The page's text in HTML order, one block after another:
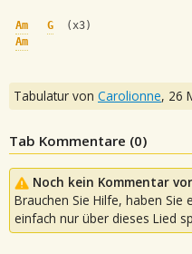
Am G
  (x3)
Am
Tabulatur von Carolionne, 26
Tab Kommentare (0)
Noch kein Kommentar
Brauchen Sie Hilfe, haben
einfach nur über dieses Lied